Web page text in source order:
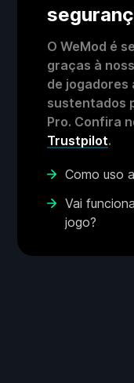
O WeMod é
graças à
de jogadores
sustentados
Pro. Confira
Trustpilot.
Como uso
Vai
jogo?